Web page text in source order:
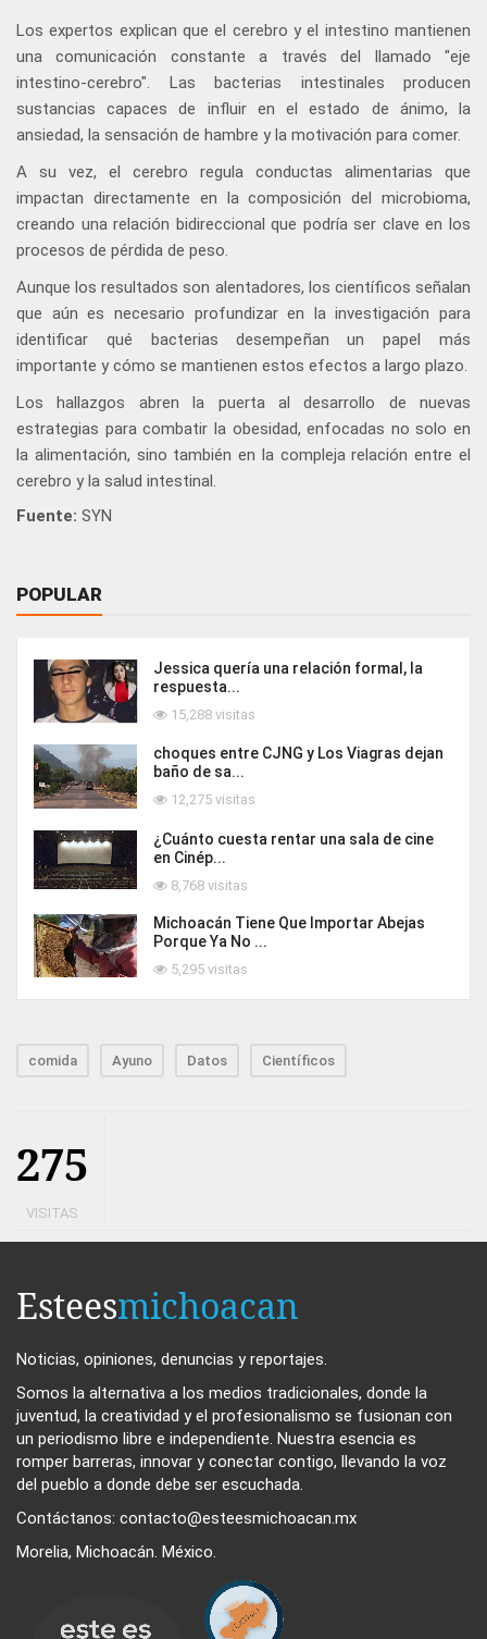
Los expertos explican que el cerebro y el intestino mantienen
una comunicación constante a través del llamado "eje
intestino-cerebro". Las bacterias intestinales producen
sustancias capaces de influir en el estado de ánimo, la
ansiedad, la sensación de hambre y la motivación para comer.
A su vez, el cerebro regula conductas alimentarias que
impactan directamente en la composición del microbioma,
creando una relación bidireccional que podría ser clave en los
procesos de pérdida de peso.
Aunque los resultados son alentadores, los científicos señalan
que aún es necesario profundizar en la investigación para
identificar qué bacterias desempeñan un papel más
importante y cómo se mantienen estos efectos a largo plazo.
Los hallazgos abren la puerta al desarrollo de nuevas
estrategias para combatir la obesidad, enfocadas no solo en
la alimentación, sino también en la compleja relación entre el
cerebro y la salud intestinal.
Fuente: SYN
POPULAR
Jessica quería una relación formal, la
respuesta...
15,288 visitas
choques entre CJNG y Los Viagras dejan
baño de sa...
12,275 visitas
¿Cuánto cuesta rentar una sala de cine
en Cinép...
8,768 visitas
Michoacán Tiene Que Importar Abejas
Porque Ya No ...
5,295 visitas
comida Ayuno Datos Científicos
275
VISITAS
Esteesmichoacan
Noticias, opiniones, denuncias y reportajes.
Somos la alternativa a los medios tradicionales, donde la
juventud, la creatividad y el profesionalismo se fusionan con
un periodismo libre e independiente. Nuestra esencia es
romper barreras, innovar y conectar contigo, llevando la voz
del pueblo a donde debe ser escuchada.
Contáctanos: contacto@esteesmichoacan.mx
Morelia, Michoacán. México.